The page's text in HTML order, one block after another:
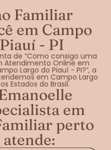
Familiar
em Campo
- PI
de “Como consigo uma
Atendimento Online em
Largo do Piauí - PI?”, a
em Campo Largo
Estados do Brasil.
em
perto